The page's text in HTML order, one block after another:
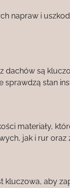
napraw i
są
stan
materiały,
jak i rur oraz
kluczowa, aby